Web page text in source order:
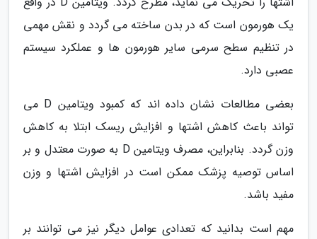
یک هورمون است که در بدن ساخته می گردد و نقش مهمی
در تنظیم سطح سرمی سایر هورمون ها و عملکرد سیستم
عصبی دارد.
بعضی مطالعات نشان داده اند که کمبود ویتامین D می
تواند باعث کاهش اشتها و افزایش ریسک ابتلا به کاهش
وزن گردد. بنابراین، مصرف ویتامین D به صورت معتدل و بر
اساس توصیه پزشک ممکن است در افزایش اشتها و وزن
مفید باشد.
مهم است بدانید که تعدادی عوامل دیگر نیز می توانند بر